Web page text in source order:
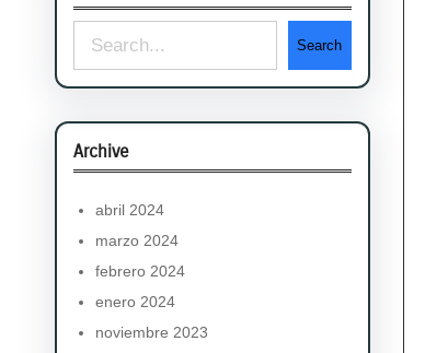
e
a
r
Search
Archive
abril 2024
marzo 2024
febrero 2024
enero 2024
noviembre 2023